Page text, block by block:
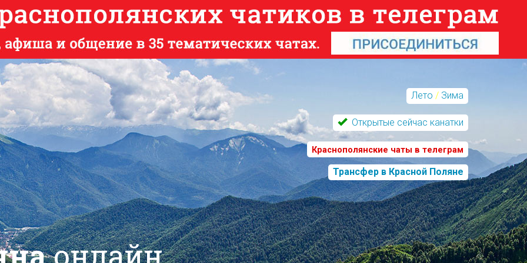
Лето / Зима
Открытые сейчас канатки
Краснополянские чаты в телеграм
Трансфер в Красной Поляне